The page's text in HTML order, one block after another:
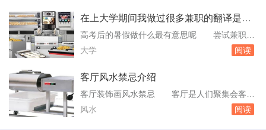
力小不说，平时对经销商也不理不睬的，他感觉
现在的铿固。铿固是专做欧式门窗的，风格比较
突出，容易给别人留下印象；深圳十大铝合金门
在上大学期间我做过很多兼职的翻译是什
么意思
高考后的暑假做什么最有意思呢 尝试兼职：
积累人生经验，在假期中，学生们也可以尝试去
可以抽出时间来发展自己的兴趣爱好，比如。学
时间，现在高考结束了可以学学化妆穿搭啥了
的，然后美美的去上大学。自学一些技能：大学
大学 阅读
客厅风水禁忌介绍
客厅装饰画风水禁忌 客厅是人们聚集会客的
主要场所，同样，客厅风水在家居风水中也是相
风水 阅读